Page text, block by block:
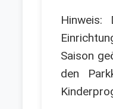
Hinweis:
Saison
den